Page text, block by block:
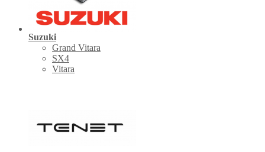
Suzuki
Grand Vitara
SX4
Vitara